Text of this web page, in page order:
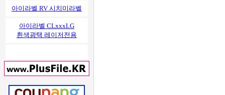
아이라벨 RV 시치미라벨
아이라벨 CLxxxLG
흰색광택 레이저전용